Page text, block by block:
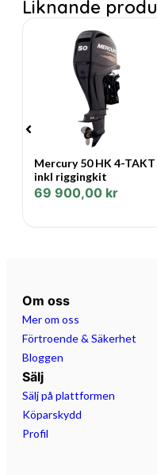
Kompakta men
utombordsmotorer från
och enastående
en båt i rätt plan på ett
Elektrisk support.
En högeffektsgenerator
fiskeelektroniken igång.
Pålitliga starter och
Vi erbjuder räntefri
upp till 100.000 kr per
Varmt välkomna önskar
Liknande
Mercury 50 HK 4-TAKT
inkl riggingkit
69 900,00 kr
Om oss
Mer om oss
Förtroende & Säkerhet
Bloggen
Sälj
Sälj på plattformen
Köparskydd
Profil